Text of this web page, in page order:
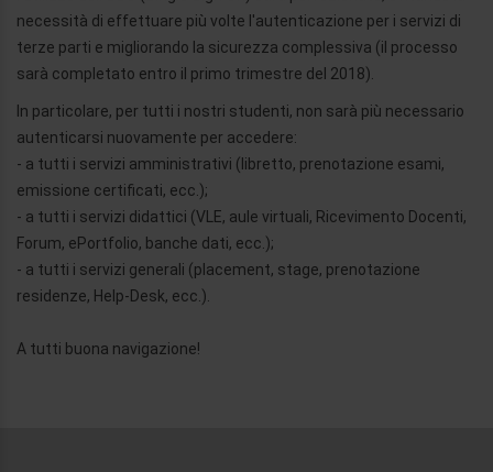
necessità di effettuare più volte l'autenticazione per i servizi di
terze parti e migliorando la sicurezza complessiva (il processo
sarà completato entro il primo trimestre del 2018).
In particolare, per tutti i nostri studenti, non sarà più necessario
autenticarsi nuovamente per accedere:
- a tutti i servizi amministrativi (libretto, prenotazione esami,
emissione certificati, ecc.);
- a tutti i servizi didattici (VLE, aule virtuali, Ricevimento Docenti,
Forum, ePortfolio, banche dati, ecc.);
- a tutti i servizi generali (placement, stage, prenotazione
residenze, Help-Desk, ecc.).
A tutti buona navigazione!